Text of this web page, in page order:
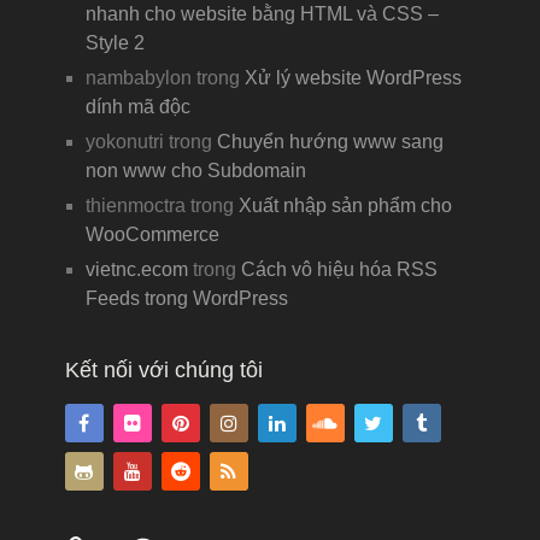
nhanh cho website bằng HTML và CSS –
Style 2
nambabylon trong Xử lý website WordPress
dính mã độc
yokonutri trong Chuyển hướng www sang
non www cho Subdomain
thienmoctra trong Xuất nhập sản phẩm cho
WooCommerce
vietnc.ecomtrong Cách vô hiệu hóa RSS
Feeds trong WordPress
Kết nối với chúng tôi